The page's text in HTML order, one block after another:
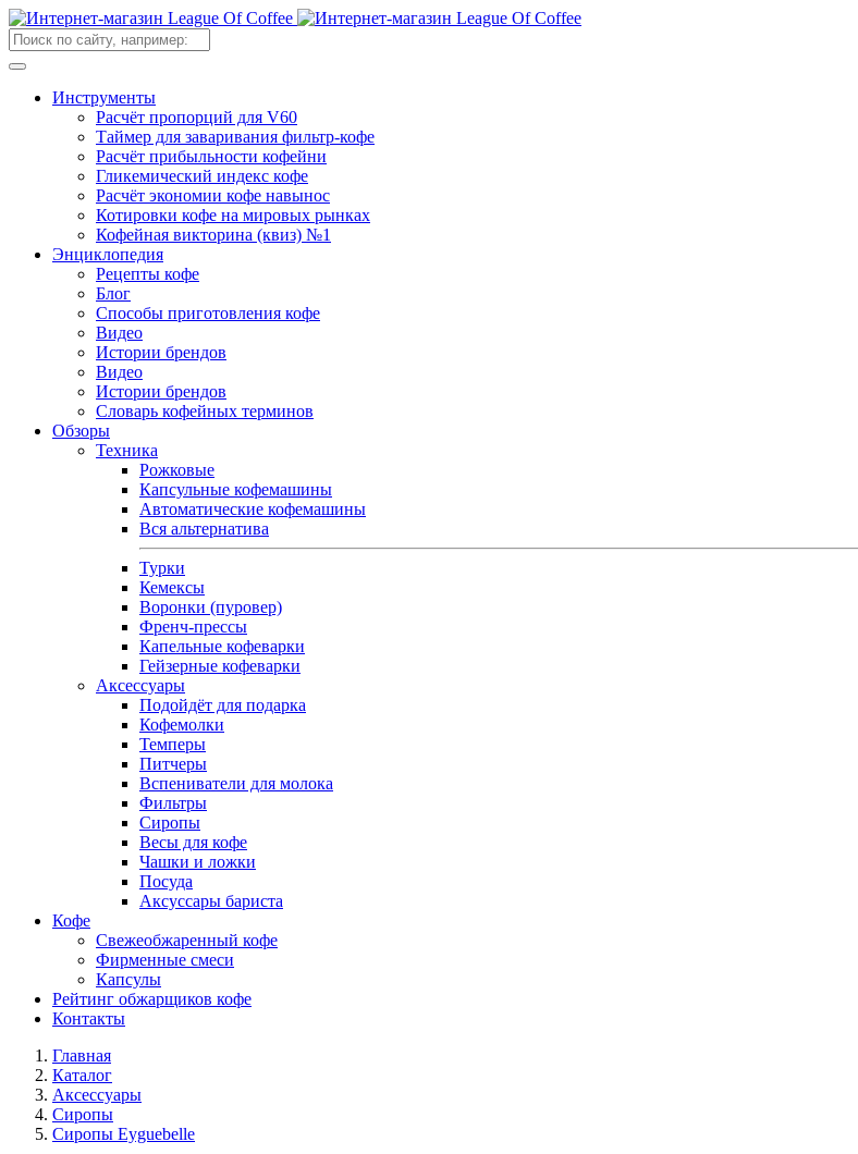
Инструменты
Расчёт пропорций для V60
Таймер для заваривания фильтр-кофе
Расчёт прибыльности кофейни
Гликемический индекс кофе
Расчёт экономии кофе навынос
Котировки кофе на мировых рынках
Кофейная викторина (квиз) №1
Энциклопедия
Рецепты кофе
Блог
Способы приготовления кофе
Видео
Истории брендов
Видео
Истории брендов
Словарь кофейных терминов
Обзоры
Техника
Рожковые
Капсульные кофемашины
Автоматические кофемашины
Вся альтернатива
Турки
Кемексы
Воронки (пуровер)
Френч-прессы
Капельные кофеварки
Гейзерные кофеварки
Аксессуары
Подойдёт для подарка
Кофемолки
Темперы
Питчеры
Вспениватели для молока
Фильтры
Сиропы
Весы для кофе
Чашки и ложки
Посуда
Аксуссары бариста
Кофе
Свежеобжаренный кофе
Фирменные смеси
Капсулы
Рейтинг обжарщиков кофе
Контакты
Главная
Каталог
Аксессуары
Сиропы
Сиропы Eyguebelle